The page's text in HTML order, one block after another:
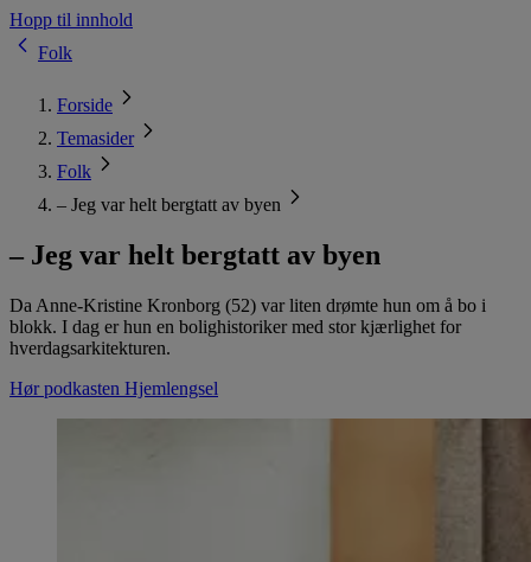
Hopp til innhold
Folk
Forside
Temasider
Folk
– Jeg var helt bergtatt av byen
– Jeg var helt bergtatt av byen
Da Anne-Kristine Kronborg (52) var liten drømte hun om å bo i
blokk. I dag er hun en bolighistoriker med stor kjærlighet for
hverdagsarkitekturen.
Hør podkasten Hjemlengsel